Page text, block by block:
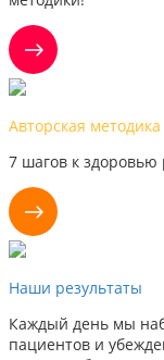
Авторская методика
7 шагов к здоровью
Наши результаты
Каждый день мы
пациентов и